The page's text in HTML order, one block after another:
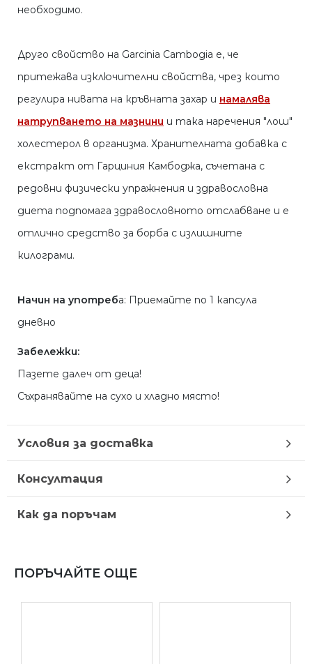
необходимо.
Друго свoйство на Garcinia Cambogia е, че
притежава изключителни свойства, чрез които
регулира нивата на кръвната захар и намалява
натрупването на мазнини и така наречения "лош"
холестерол в организма. Хранителната добавка с
екстракт от Гарциния Камбоджа, съчетана с
редовни физически упражнения и здравословна
диета подпомага здравословното отслабване и е
отлично средство за борба с излишните
килограми.
Начин на употреба: Приемайте по 1 капсула
дневно
Забележки:
Пазете далеч от деца!
Съхранявайте на сухо и хладно място!
Условия за доставка
Консултация
Как да поръчам
ПОРЪЧАЙТЕ ОЩЕ